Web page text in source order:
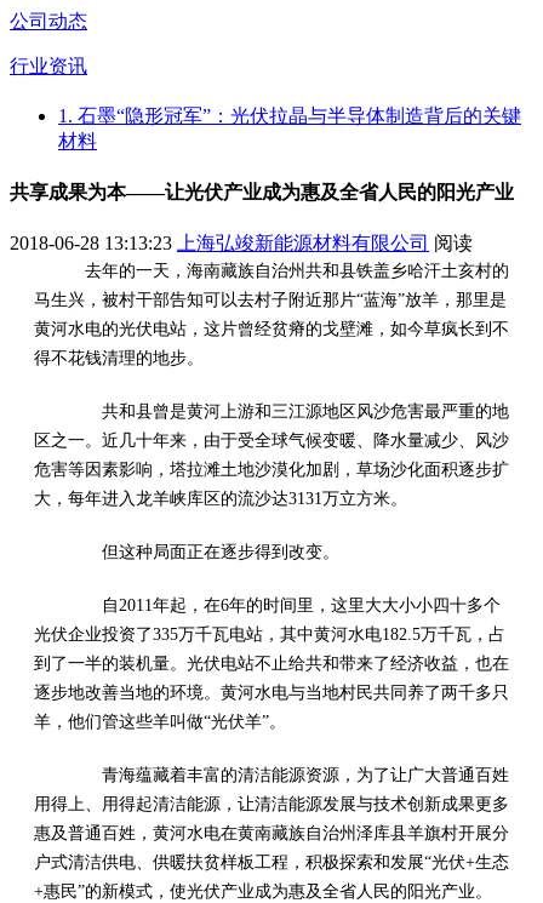
公司动态
行业资讯
1. 石墨“隐形冠军”：光伏拉晶与半导体制造背后的关键
材料
共享成果为本——让光伏产业成为惠及全省人民的阳光产业
2018-06-28 13:13:23 上海弘竣新能源材料有限公司 阅读
去年的一天，海南藏族自治州共和县铁盖乡哈汗土亥村的
马生兴，被村干部告知可以去村子附近那片“蓝海”放羊，那里是
黄河水电的光伏电站，这片曾经贫瘠的戈壁滩，如今草疯长到不
得不花钱清理的地步。
共和县曾是黄河上游和三江源地区风沙危害最严重的地
区之一。近几十年来，由于受全球气候变暖、降水量减少、风沙
危害等因素影响，塔拉滩土地沙漠化加剧，草场沙化面积逐步扩
大，每年进入龙羊峡库区的流沙达3131万立方米。
但这种局面正在逐步得到改变。
自2011年起，在6年的时间里，这里大大小小四十多个
光伏企业投资了335万千瓦电站，其中黄河水电182.5万千瓦，占
到了一半的装机量。光伏电站不止给共和带来了经济收益，也在
逐步地改善当地的环境。黄河水电与当地村民共同养了两千多只
羊，他们管这些羊叫做“光伏羊”。
青海蕴藏着丰富的清洁能源资源，为了让广大普通百姓
用得上、用得起清洁能源，让清洁能源发展与技术创新成果更多
惠及普通百姓，黄河水电在黄南藏族自治州泽库县羊旗村开展分
户式清洁供电、供暖扶贫样板工程，积极探索和发展“光伏+生态
+惠民”的新模式，使光伏产业成为惠及全省人民的阳光产业。